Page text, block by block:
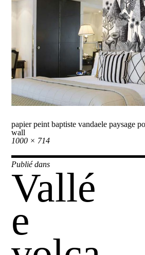
papier peint baptiste vandaele paysage
wall
Taille
réelle
1000 × 714
de
l’article
Publié dans
Vallé
e